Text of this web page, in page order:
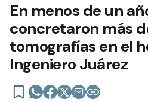
En menos de un
concretaron más
tomografías en el
Ingeniero Juárez